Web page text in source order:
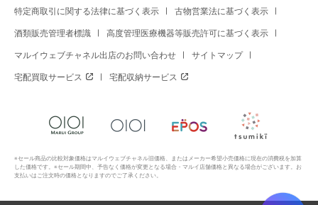
特定商取引に関する法律に基づく表示 古物営業法に基づく表示
酒類販売管理者標識 高度管理医療機器等販売許可に基づく表示
マルイウェブチャネル出店のお問い合わせ サイトマップ
宅配買取サービス 宅配収納サービス
※セール商品の比較対象価格はマルイウェブチャネル旧価格、またはメーカー希望小売価格に現在の消費税を加算
した価格です。※セール期間中、予告なく価格が変更となる場合・マルイ店舗価格と異なる場合がございます。お
支払いはご注文時の価格となりますのでご了承ください。